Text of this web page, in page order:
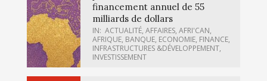
financement annuel de 55
milliards de dollars
IN: ACTUALITÉ, AFFAIRES, AFRI'CAN,
AFRIQUE, BANQUE, ECONOMIE, FINANCE,
INFRASTRUCTURES &DÉVELOPPEMENT,
INVESTISSEMENT